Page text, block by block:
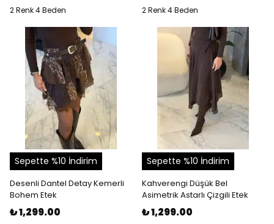
2 Renk 4 Beden 2 Renk 4 Beden
Sepette %10 İndirim
Desenli Dantel Detay Kemerli
Bohem Etek
₺ 1,299.00
Sepette %10 İndirim
Kahverengi Düşük Bel
Asimetrik Astarlı Çizgili Etek
₺ 1,299.00